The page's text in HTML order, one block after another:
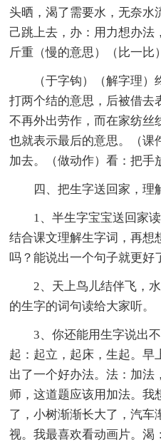
头晒，渴了需要水，无奈水
己跳上去，办：用力想办法
斤重（慢的意思）（比一比
（于字钩）（解字理
打两个结的意思，后被借去
不再外出劳作，而在家纺丝
也就表示最后的意思。（课
加去。（做动作）看：把手
四、把生字送回家，理
1、半生字宝宝送回家
结合课文理解生字词，再想
吗？能说出一个句子就更好
2、天上鸟儿结伴飞，
的生字的词句读给大家听。
3、你还能用生字说出
起：起立，起床，生起。早
出了一个好办法。法：加法
师，这道题应该用加法。我
了，小树渐渐长大了，汽车
视。我最喜欢看动画片。渴